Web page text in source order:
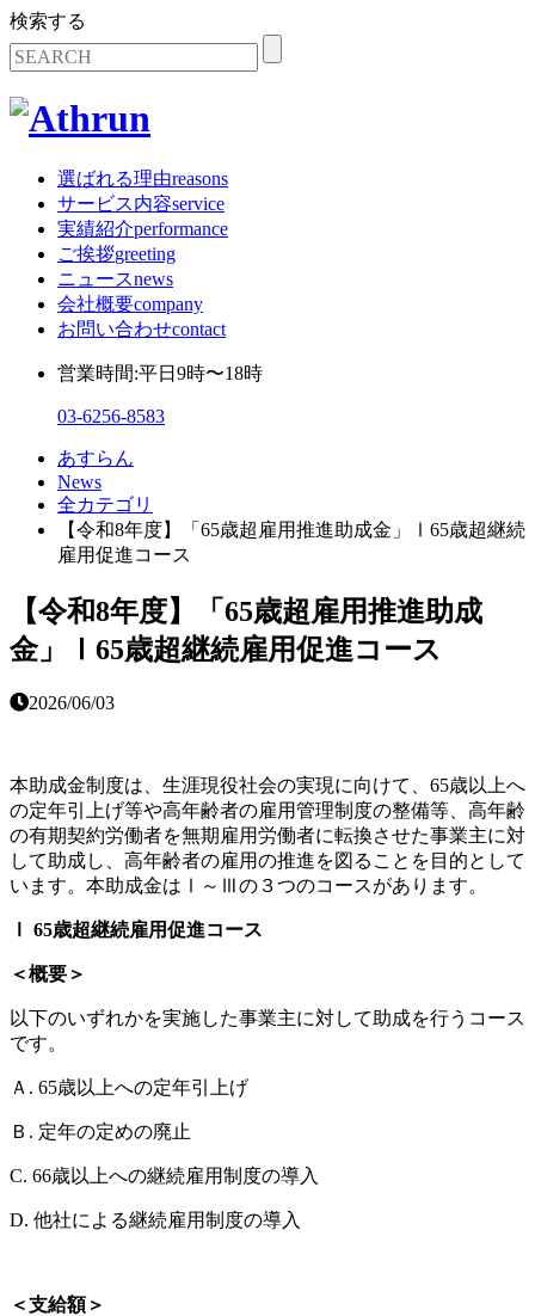
検索する
選ばれる理由reasons
サービス内容service
実績紹介performance
ご挨拶greeting
ニュースnews
会社概要company
お問い合わせcontact
営業時間:平日9時〜18時
03-6256-8583
あすらん
News
全カテゴリ
【令和8年度】「65歳超雇用推進助成金」Ⅰ65歳超継続
雇用促進コース
【令和8年度】「65歳超雇用推進助成
金」Ⅰ65歳超継続雇用促進コース
2026/06/03
本助成金制度は、生涯現役社会の実現に向けて、65歳以上へ
の定年引上げ等や高年齢者の雇用管理制度の整備等、高年齢
の有期契約労働者を無期雇用労働者に転換させた事業主に対
して助成し、高年齢者の雇用の推進を図ることを目的として
います。本助成金はⅠ～Ⅲの３つのコースがあります。
Ⅰ 65歳超継続雇用促進コース
＜概要＞
以下のいずれかを実施した事業主に対して助成を行うコース
です。
Ａ. 65歳以上への定年引上げ
Ｂ. 定年の定めの廃止
C. 66歳以上への継続雇用制度の導入
D. 他社による継続雇用制度の導入
＜支給額＞